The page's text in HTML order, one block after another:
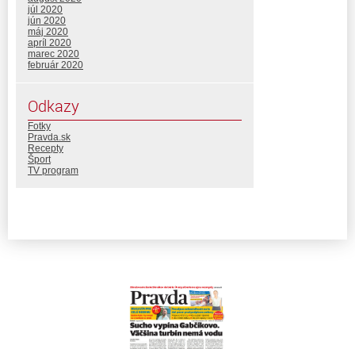
júl 2020
jún 2020
máj 2020
apríl 2020
marec 2020
február 2020
Odkazy
Fotky
Pravda.sk
Recepty
Šport
TV program